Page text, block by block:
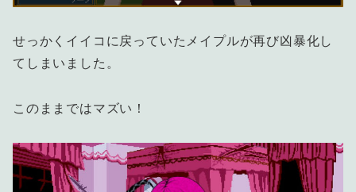
せっかくイイコに戻っていたメイプルが再び凶暴化し
てしまいました。
このままではマズい！